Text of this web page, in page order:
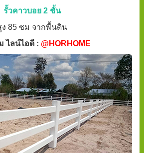
รั้วคาวบอย 2 ชั้น
ง 85 ซม จากพื้นดิน
ไลน์ไอดี : @HORHOME